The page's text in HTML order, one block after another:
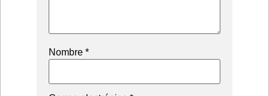
Nombre *